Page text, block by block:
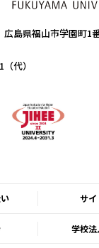
島県福山市学園町1
代）
サイ
学校